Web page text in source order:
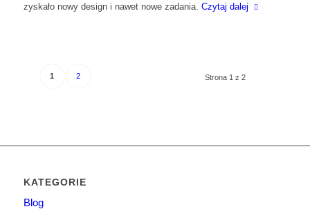
zyskało nowy design i nawet nowe zadania. Czytaj dalej
Strona 1 z 2
1 2
KATEGORIE
Blog